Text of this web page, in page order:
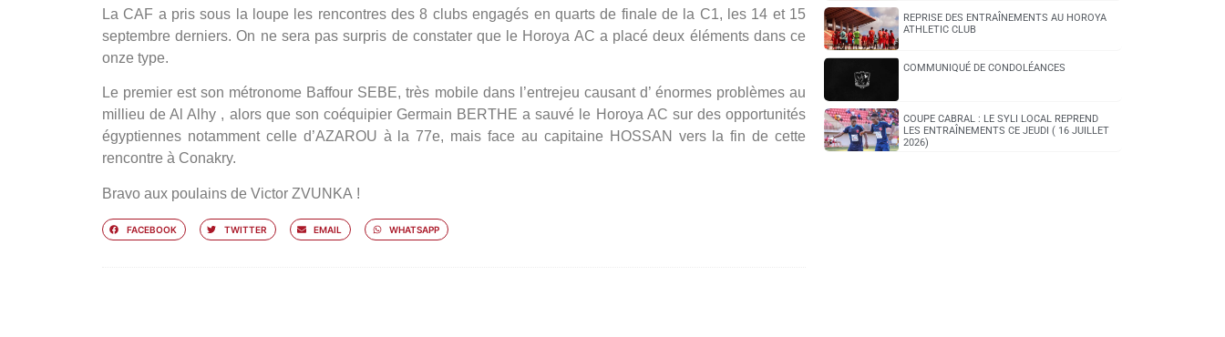
La CAF a pris sous la loupe les rencontres des 8 clubs engagés en quarts de finale de la C1, les 14 et 15
septembre derniers. On ne sera pas surpris de constater que le Horoya AC a placé deux éléments dans ce
onze type.
Le premier est son métronome Baffour SEBE, très mobile dans l’entrejeu causant d’ énormes problèmes au
millieu de Al Alhy , alors que son coéquipier Germain BERTHE a sauvé le Horoya AC sur des opportunités
égyptiennes notamment celle d’AZAROU à la 77e, mais face au capitaine HOSSAN vers la fin de cette
rencontre à Conakry.
Bravo aux poulains de Victor ZVUNKA !
FACEBOOK TWITTER EMAIL WHATSAPP
REPRISE DES ENTRAÎNEMENTS AU HOROYA
ATHLETIC CLUB
COMMUNIQUÉ DE CONDOLÉANCES
COUPE CABRAL : LE SYLI LOCAL REPREND
LES ENTRAÎNEMENTS CE JEUDI ( 16 JUILLET
2026)